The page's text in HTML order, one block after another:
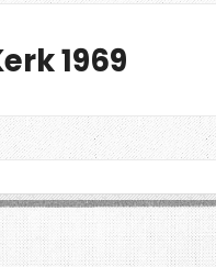
1969